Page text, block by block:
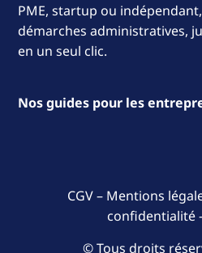
PME, startup ou
démarches administratives,
en un seul clic.
Nos guides pour les
CGV– Mentions
confidentialité
© Tous droits